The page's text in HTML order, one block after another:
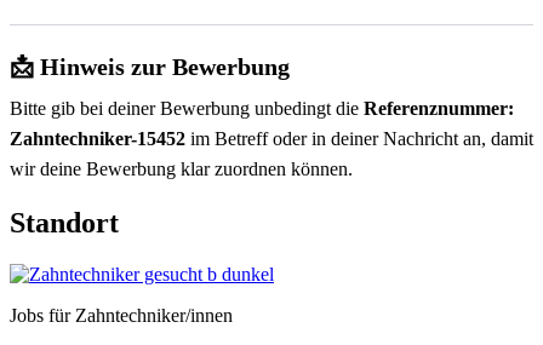
📩 Hinweis zur Bewerbung
Bitte gib bei deiner Bewerbung unbedingt die Referenznummer:
Zahntechniker-15452 im Betreff oder in deiner Nachricht an, damit
wir deine Bewerbung klar zuordnen können.
Standort
Jobs für Zahntechniker/innen